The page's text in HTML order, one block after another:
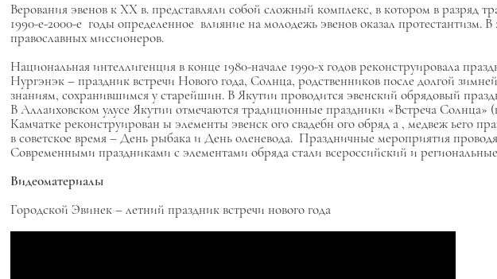
Верования эвенов к XX в. представляли собой сложный комплекс, в котором в
1990-е-2000-е годы определенное влияние на молодежь эвенов оказал протестантизм. В
православных миссионеров.
Национальная интеллигенция в конце 1980-начале 1990-х годовреконструировала
Нургэнэк– праздник встречи Нового года, Солнца, родственников после долгой
знаниям, сохранившимся у старейшин. В Якутии проводится эвенский обрядовый
В Аллаиховском улусе Якутии отмечаются традиционные праздники «Встреча
Камчатке реконструирован ы элементы эвенскогосвадебн огообряд а , медвеж ьего
в советское время – День рыбака и День оленевода. Праздничные мероприятия
Современными праздниками с элементами обряда стали всероссийский и
Видеоматериалы
Городской Эвинек – летний праздник встречи нового года